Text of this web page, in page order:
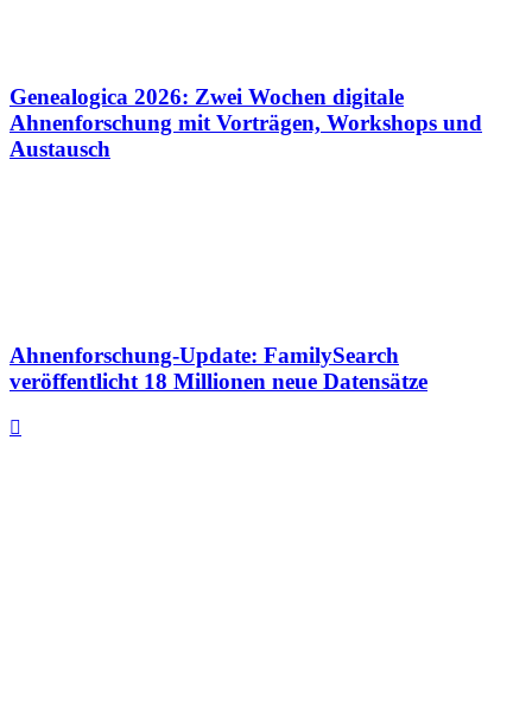
Genealogica 2026: Zwei Wochen digitale
Ahnenforschung mit Vorträgen, Workshops und
Austausch
Ahnenforschung-Update: FamilySearch
veröffentlicht 18 Millionen neue Datensätze